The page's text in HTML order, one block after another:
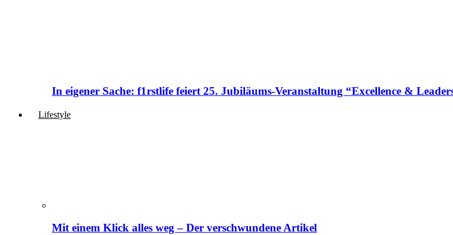
In eigener Sache: f1rstlife feiert 25. Jubiläums-Veranstaltung “Excellence &
Lifestyle
Mit einem Klick alles weg – Der verschwundene Artikel